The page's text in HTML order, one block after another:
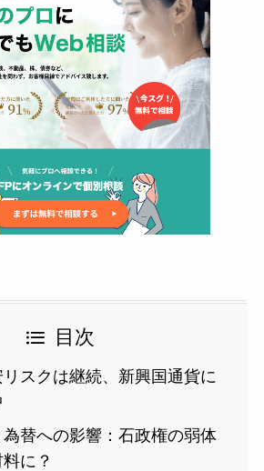
目次
スクは継続、新興国通貨に
替への影響：石政権の弱体
に？